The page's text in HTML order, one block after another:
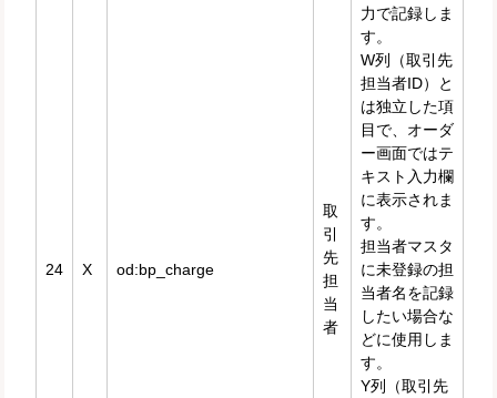
24 X od:bp_charge
取
引
先
担
当
者
力で記録しま
す。
W列（取引先
担当者ID）と
は独立した項
目で、オーダ
ー画面ではテ
キスト入力欄
に表示されま
す。
担当者マスタ
に未登録の担
当者名を記録
したい場合な
どに使用しま
す。
Y列（取引先